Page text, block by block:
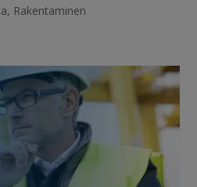
, Rakentaminen